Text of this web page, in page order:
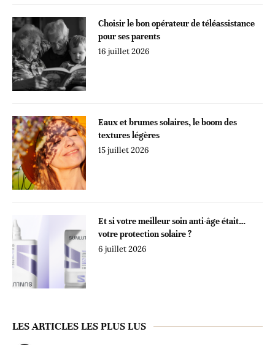
Choisir le bon opérateur de téléassistance
pour ses parents
16 juillet 2026
Eaux et brumes solaires, le boom des
textures légères
15 juillet 2026
Et si votre meilleur soin anti-âge était…
votre protection solaire ?
6 juillet 2026
LES ARTICLES LES PLUS LUS